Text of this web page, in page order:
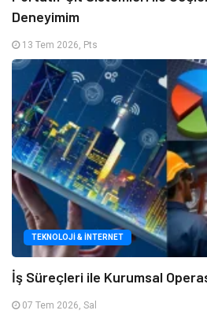
Deneyimim
13 Tem 2026, Pts
TEKNOLOJI & İNTERNET
İş Süreçleri ile Kurumsal
07 Tem 2026, Sal